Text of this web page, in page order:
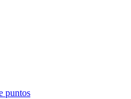
puntos